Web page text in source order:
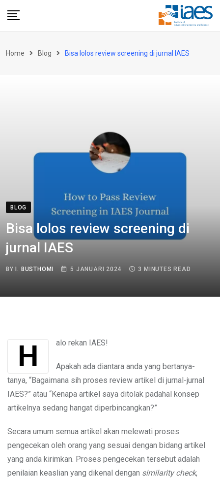
Home Blog Bisa lolos review screening di jurnal IAES
BLOG
Bisa lolos review screening di
jurnal IAES
BYI. BUSTHOMI 5 JANUARI 2024 3 MINUTES READ
Halo rekan IAES!
Apakah ada diantara anda yang bertanya-
tanya, “Bagaimana sih proses review artikel di jurnal-jurnal
IAES?” atau “Kenapa artikel saya ditolak padahal konsep
artikelnya sedang hangat diperbincangkan?”
Secara umum semua artikel akan melewati proses
pengecekan oleh orang yang sesuai dengan bidang artikel
yang anda kirimkan. Proses pengecekan tersebut adalah
penilaian keaslian yang dikenal dengan similarity check,